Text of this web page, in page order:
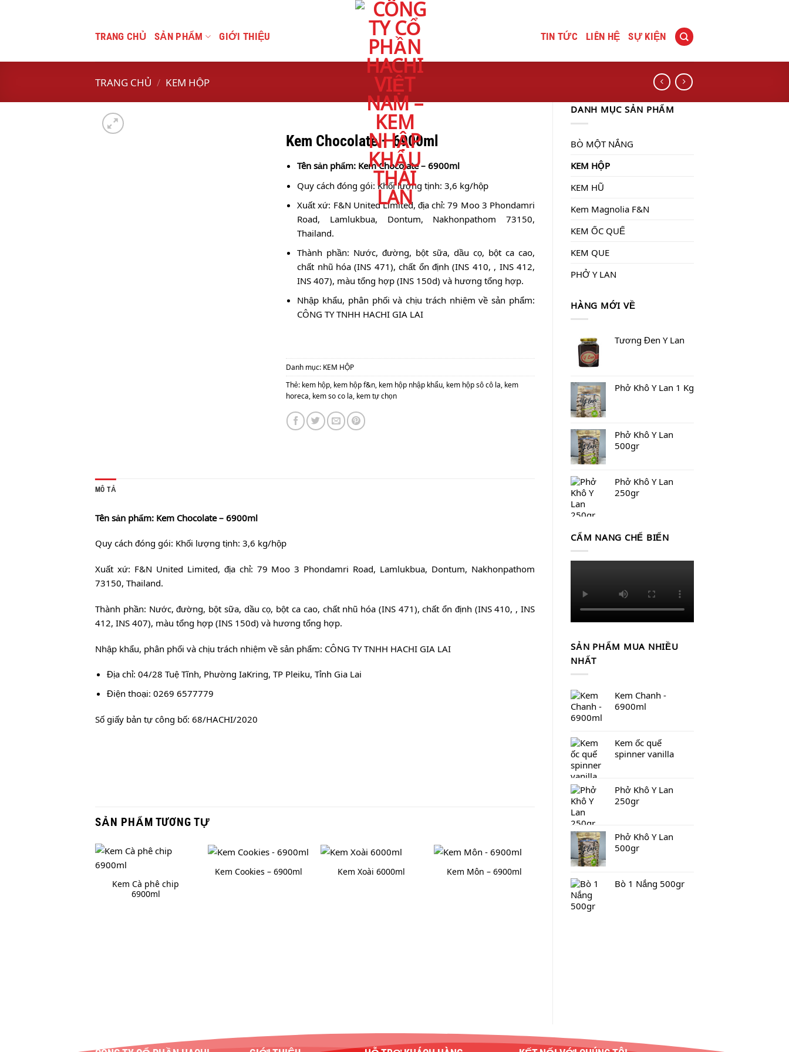
TRANG CHỦ SẢN PHẨM GIỚI THIỆU TIN TỨC LIÊN HỆ SỰ KIỆN
TRANG CHỦ / KEM HỘP
DANH MỤC SẢN PHẨM
BÒ MỘT NẮNG
KEM HỘP
KEM HŨ
Kem Magnolia F&N
KEM ỐC QUẾ
KEM QUE
PHỞ Y LAN
HÀNG MỚI VỀ
Tương Đen Y Lan
Phở Khô Y Lan 1 Kg
Phở Khô Y Lan
500gr
Phở Khô Y Lan
250gr
CẨM NANG CHẾ BIẾN
SẢN PHẨM MUA NHIỀU
NHẤT
Kem Chanh -
6900ml
Kem ốc quế
spinner vanilla
Phở Khô Y Lan
250gr
Phở Khô Y Lan
500gr
Bò 1 Nắng 500gr
Kem Chocolate – 6900ml
Tên sản phẩm: Kem Chocolate – 6900ml
Quy cách đóng gói: Khối lượng tịnh: 3,6 kg/hộp
Xuất xứ: F&N United Limited, địa chỉ: 79 Moo 3 Phondamri
Road, Lamlukbua, Dontum, Nakhonpathom 73150,
Thailand.
Thành phần: Nước, đường, bột sữa, dầu cọ, bột ca cao,
chất nhũ hóa (INS 471), chất ổn định (INS 410, , INS 412,
INS 407), màu tổng hợp (INS 150d) và hương tổng hợp.
Nhập khẩu, phân phối và chịu trách nhiệm về sản phẩm:
CÔNG TY TNHH HACHI GIA LAI
Danh mục: KEM HỘP
Thẻ: kem hộp, kem hộp f&n, kem hộp nhập khẩu, kem hộp sô cô la, kem
horeca, kem so co la, kem tự chọn
MÔ TẢ
Tên sản phẩm: Kem Chocolate – 6900ml
Quy cách đóng gói: Khối lượng tịnh: 3,6 kg/hộp
Xuất xứ: F&N United Limited, địa chỉ: 79 Moo 3 Phondamri Road, Lamlukbua, Dontum, Nakhonpathom
73150, Thailand.
Thành phần: Nước, đường, bột sữa, dầu cọ, bột ca cao, chất nhũ hóa (INS 471), chất ổn định (INS 410, , INS
412, INS 407), màu tổng hợp (INS 150d) và hương tổng hợp.
Nhập khẩu, phân phối và chịu trách nhiệm về sản phẩm: CÔNG TY TNHH HACHI GIA LAI
Địa chỉ: 04/28 Tuệ Tĩnh, Phường IaKring, TP Pleiku, Tỉnh Gia Lai
Điện thoại: 0269 6577779
Số giấy bản tự công bố: 68/HACHI/2020
SẢN PHẨM TƯƠNG TỰ
Kem Cà phê chip
6900ml
Kem Cookies – 6900ml Kem Xoài 6000ml Kem Môn – 6900ml